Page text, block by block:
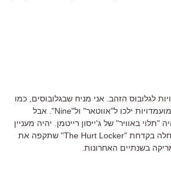
המועמדויות לגלובוס הזהב. אני מניח שבגלובוסים, כמו
באוסקרים, מקסימום המועמדויות ילכו ל"אווטאר" ול"Nine". אבל
"תלוי באוויר" של ג'ייסון רייטמן. יהיה מעניין
לראות אם האקדמיה תחלה בקדחת "The Hurt Locker" שתקפה את
בשנתיים האחרונות.